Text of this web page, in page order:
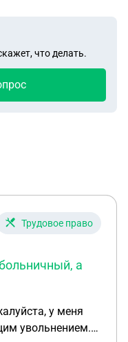
что делать.
Трудовое право
а
у меня
увольнением.